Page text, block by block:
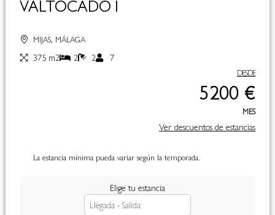
VALTOCADO I
MIJAS, MÁLAGA
375 m2 2 2 7
DESDE
5200 €
MES
Ver descuentos de estancias
La estancia mínima pueda variar según la temporada.
Elige tu estancia